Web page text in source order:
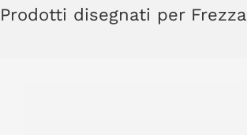
Prodotti disegnati per Frezza